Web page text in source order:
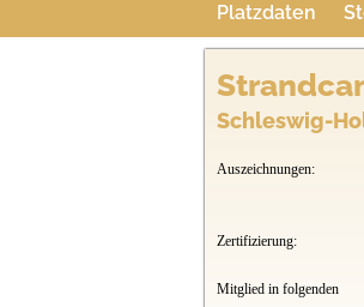
Platzdaten
Schleswig-
Auszeichnungen:
Zertifizierung:
Mitglied in folgenden